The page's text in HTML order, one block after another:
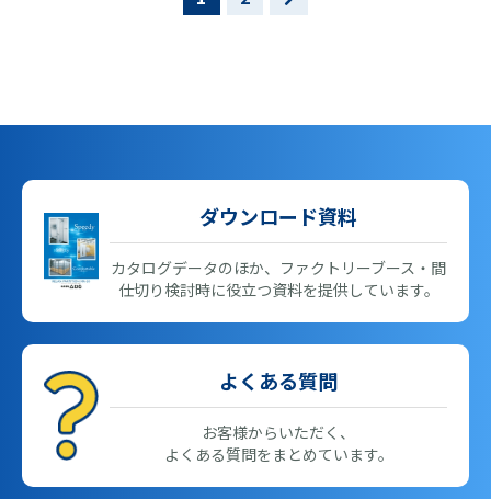
ダウンロード資料
カタログデータのほか、ファクトリーブース・間
仕切り検討時に役立つ資料を提供しています。
よくある質問
お客様からいただく、
よくある質問をまとめています。